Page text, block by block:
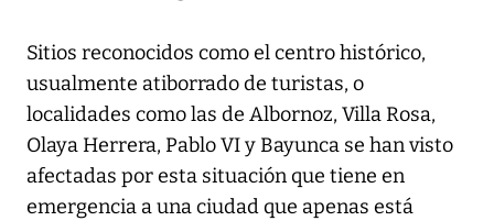
Sitios reconocidos como el centro histórico,
usualmente atiborrado de turistas, o
localidades como las de Albornoz, Villa Rosa,
Olaya Herrera, Pablo VI y Bayunca se han visto
afectadas por esta situación que tiene en
emergencia a una ciudad que apenas está